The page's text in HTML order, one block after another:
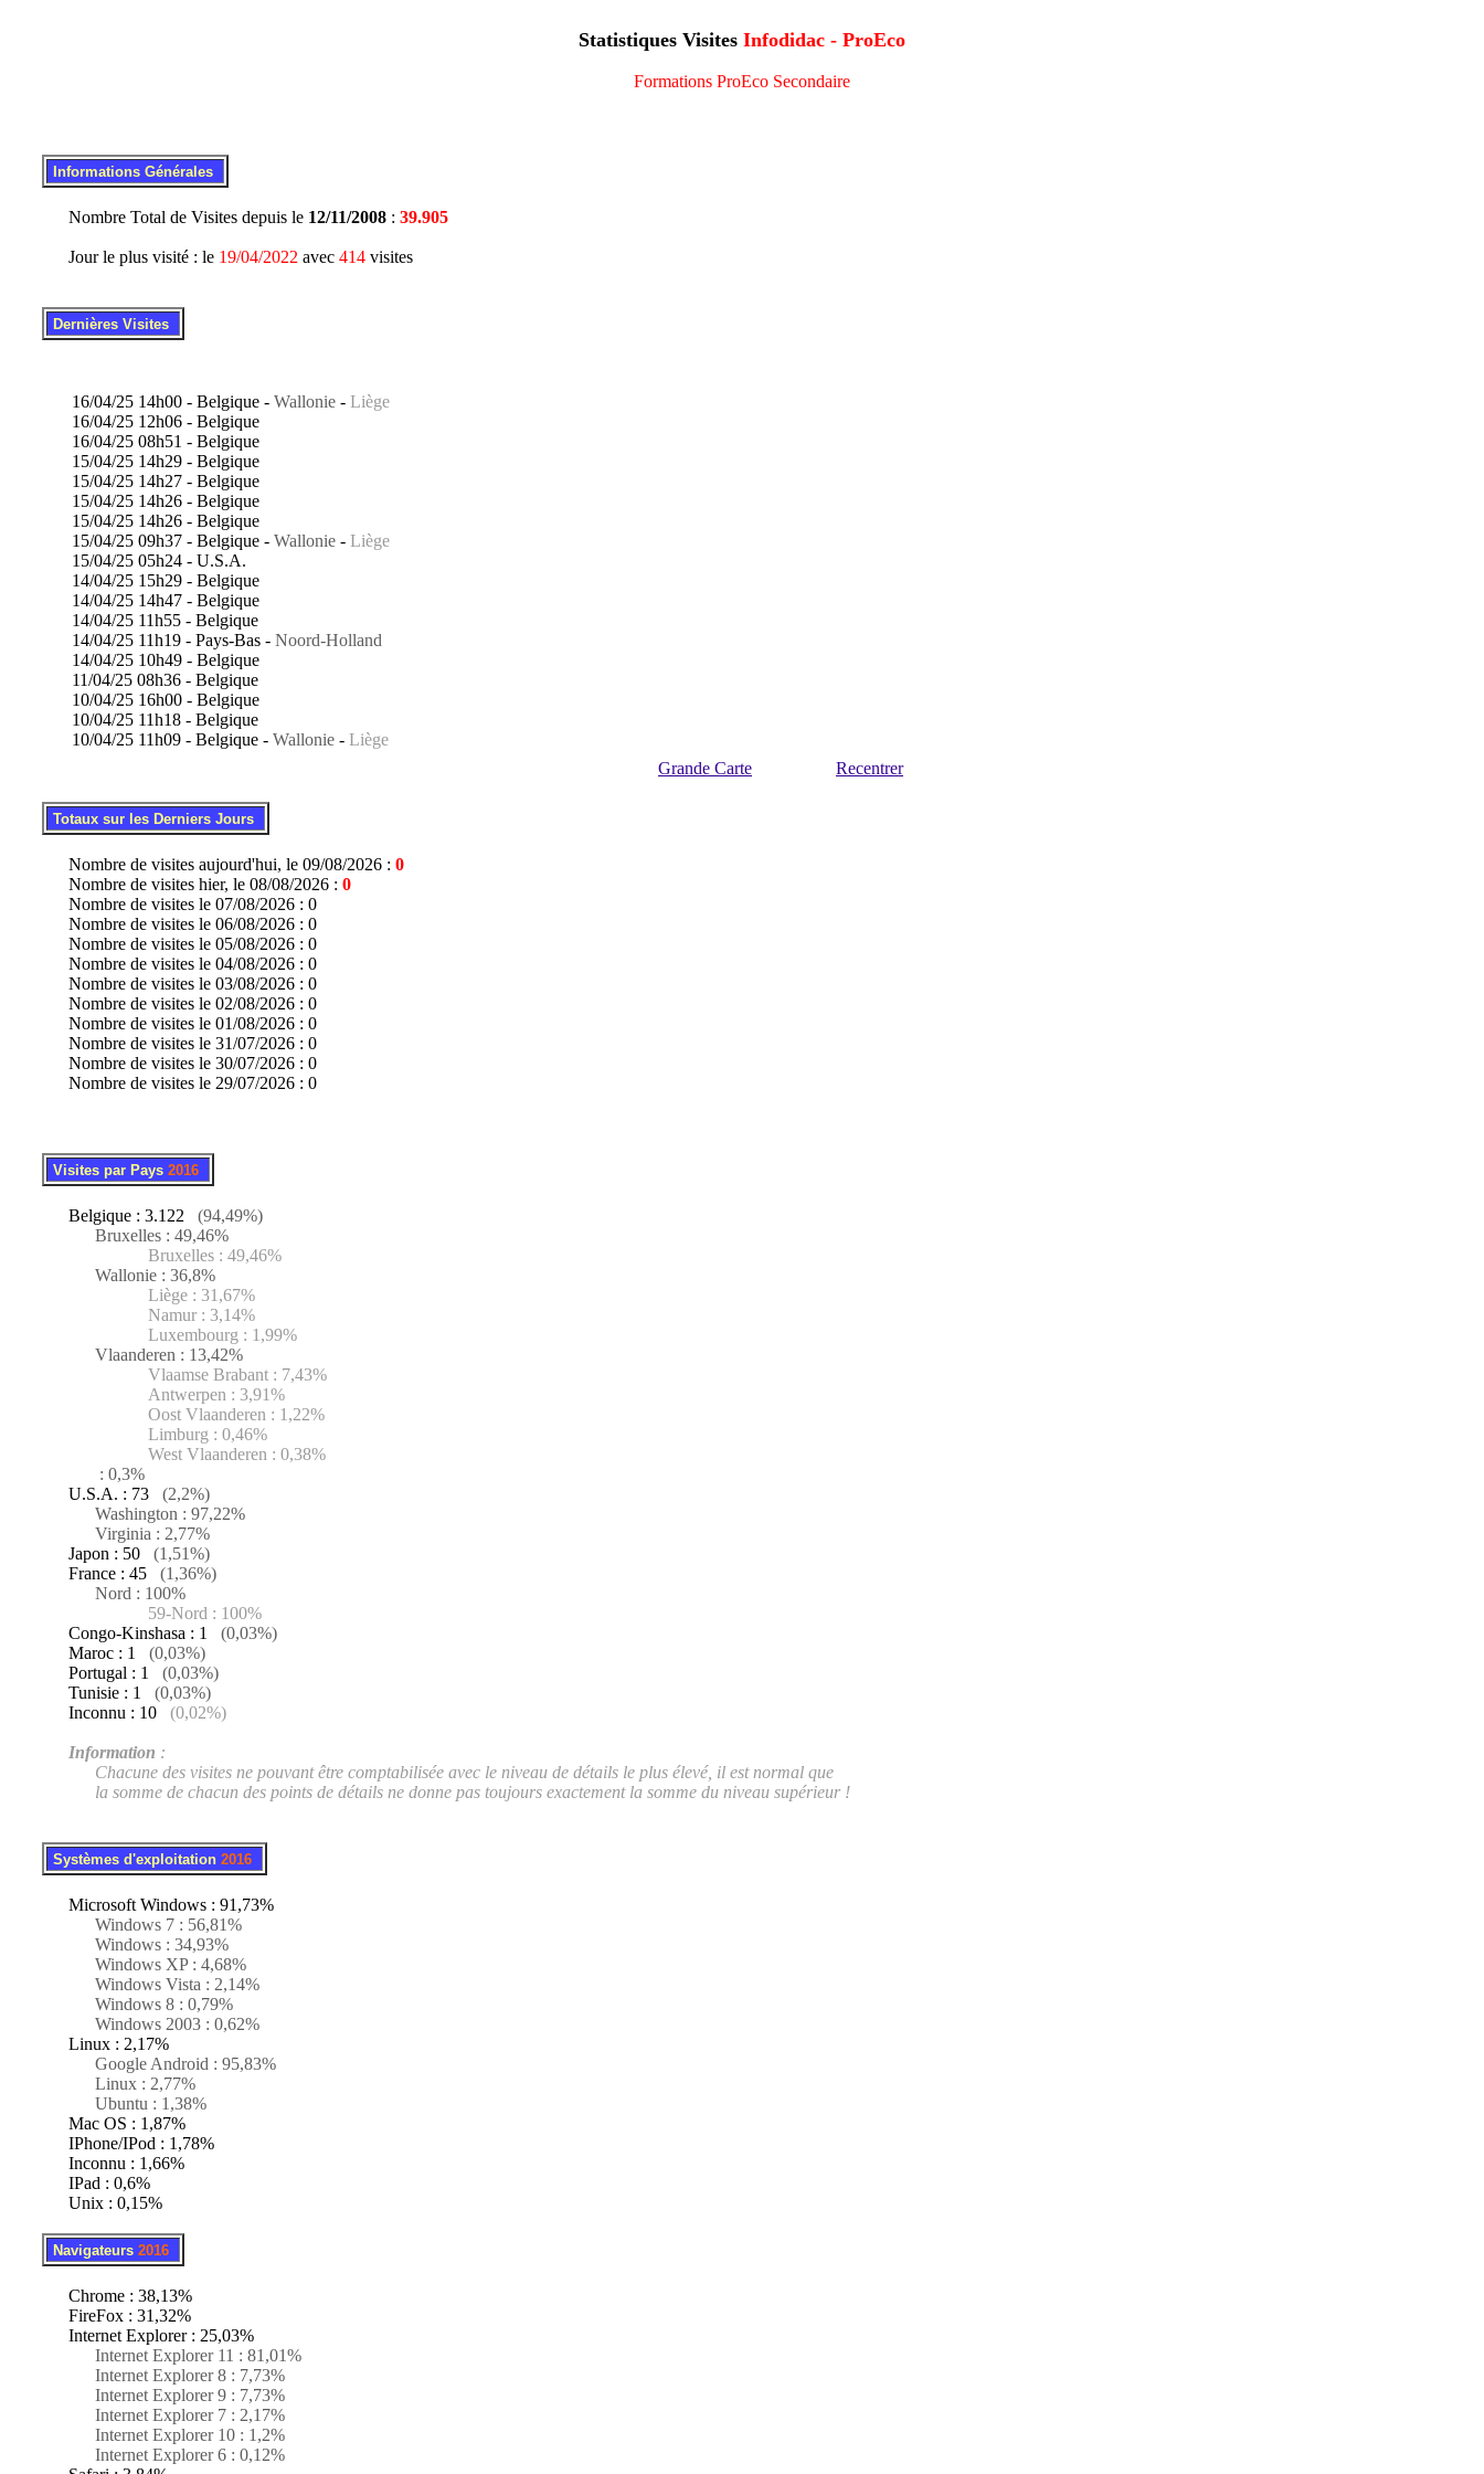
Statistiques Visites Infodidac - ProEco
Formations ProEco Secondaire
Informations Générales
Nombre Total de Visites depuis le 12/11/2008 : 39.905
Jour le plus visité : le 19/04/2022 avec 414 visites
Dernières Visites
16/04/25 14h00 - Belgique - Wallonie - Liège
16/04/25 12h06 - Belgique
16/04/25 08h51 - Belgique
15/04/25 14h29 - Belgique
15/04/25 14h27 - Belgique
15/04/25 14h26 - Belgique
15/04/25 14h26 - Belgique
15/04/25 09h37 - Belgique - Wallonie - Liège
15/04/25 05h24 - U.S.A.
14/04/25 15h29 - Belgique
14/04/25 14h47 - Belgique
14/04/25 11h55 - Belgique
14/04/25 11h19 - Pays-Bas - Noord-Holland
14/04/25 10h49 - Belgique
11/04/25 08h36 - Belgique
10/04/25 16h00 - Belgique
10/04/25 11h18 - Belgique
10/04/25 11h09 - Belgique - Wallonie - Liège
Grande Carte
Recentrer
Totaux sur les Derniers Jours
Nombre de visites aujourd'hui, le 09/08/2026 : 0
Nombre de visites hier, le 08/08/2026 : 0
Nombre de visites le 07/08/2026 : 0
Nombre de visites le 06/08/2026 : 0
Nombre de visites le 05/08/2026 : 0
Nombre de visites le 04/08/2026 : 0
Nombre de visites le 03/08/2026 : 0
Nombre de visites le 02/08/2026 : 0
Nombre de visites le 01/08/2026 : 0
Nombre de visites le 31/07/2026 : 0
Nombre de visites le 30/07/2026 : 0
Nombre de visites le 29/07/2026 : 0
Visites par Pays 2016
Belgique : 3.122 (94,49%)
Bruxelles : 49,46%
Bruxelles : 49,46%
Wallonie : 36,8%
Liège : 31,67%
Namur : 3,14%
Luxembourg : 1,99%
Vlaanderen : 13,42%
Vlaamse Brabant : 7,43%
Antwerpen : 3,91%
Oost Vlaanderen : 1,22%
Limburg : 0,46%
West Vlaanderen : 0,38%
: 0,3%
U.S.A. : 73 (2,2%)
Washington : 97,22%
Virginia : 2,77%
Japon : 50 (1,51%)
France : 45 (1,36%)
Nord : 100%
59-Nord : 100%
Congo-Kinshasa : 1 (0,03%)
Maroc : 1 (0,03%)
Portugal : 1 (0,03%)
Tunisie : 1 (0,03%)
Inconnu : 10 (0,02%)
Information :
Chacune des visites ne pouvant être comptabilisée avec le niveau de détails le plus élevé, il est normal que
la somme de chacun des points de détails ne donne pas toujours exactement la somme du niveau supérieur !
Systèmes d'exploitation 2016
Microsoft Windows : 91,73%
Windows 7 : 56,81%
Windows : 34,93%
Windows XP : 4,68%
Windows Vista : 2,14%
Windows 8 : 0,79%
Windows 2003 : 0,62%
Linux : 2,17%
Google Android : 95,83%
Linux : 2,77%
Ubuntu : 1,38%
Mac OS : 1,87%
IPhone/IPod : 1,78%
Inconnu : 1,66%
IPad : 0,6%
Unix : 0,15%
Navigateurs 2016
Chrome : 38,13%
FireFox : 31,32%
Internet Explorer : 25,03%
Internet Explorer 11 : 81,01%
Internet Explorer 8 : 7,73%
Internet Explorer 9 : 7,73%
Internet Explorer 7 : 2,17%
Internet Explorer 10 : 1,2%
Internet Explorer 6 : 0,12%